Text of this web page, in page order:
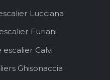
Lucciana
Furiani
Calvi
Ghisonaccia